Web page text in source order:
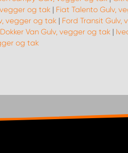
vegger og tak| Fiat Talento Gulv,
vegger og tak | Ford Transit Gulv,
Van Gulv, vegger og tak|
og tak